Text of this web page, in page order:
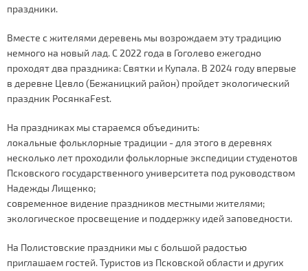
праздники.
Вместе с жителями деревень мы возрождаем эту традицию
немного на новый лад. С 2022 года в Гоголево ежегодно
проходят два праздника: Святки и Купала. В 2024 году впервые
в деревне Цевло (Бежаницкий район) пройдет экологический
праздник РосянкаFest.
На праздниках мы стараемся объединить:
локальные фольклорные традиции - для этого в деревнях
несколько лет проходили фольклорные экспедиции студенотов
Псковского государственного университета под руководством
Надежды Лищенко;
современное видение праздников местными жителями;
экологическое просвещение и поддержку идей заповедности.
На Полистовские праздники мы с большой радостью
приглашаем гостей. Туристов из Псковской области и других